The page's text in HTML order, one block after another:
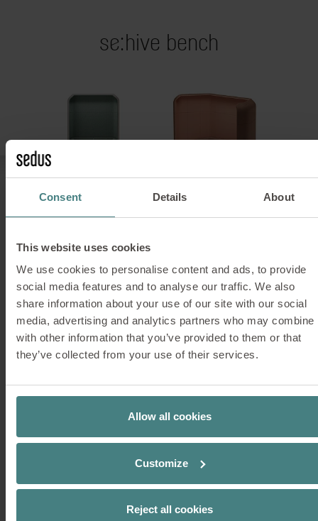
Consent Details About
This website uses cookies
We use cookies to personalise content and ads, to provide
social media features and to analyse our traffic. We also
share information about your use of our site with our social
media, advertising and analytics partners who may combine
with other information that you’ve provided to them or that
they’ve collected from your use of their services.
Allow all cookies
Customize
Reject all cookies
se:hive bench
se:hive bench ist mit einer vollumpolsterten Bank
ausgestattet, deren Formensprache sich nahtlos
Einzelmöbel schafft. Durch die arbeitsorientierte
Ausrichtung und die auf gängige Tischmaße
abgestimmte Sitzhöhe verbindet se:hive bench
Funktionalität mit Komfort und schafft eine
einladende Atmosphäre.
DOWNLOAD FACT SHEET
Flächen visuell, schafft Zonen und trägt zu einer
angenehmen Büroatmosphäre bei.
Unterschiedliche Größen und Formen
ermöglichen eine diverse Nutzung.